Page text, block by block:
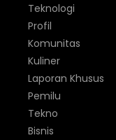
Teknologi
Profil
Komunitas
Kuliner
Laporan Khusus
Pemilu
Tekno
Bisnis